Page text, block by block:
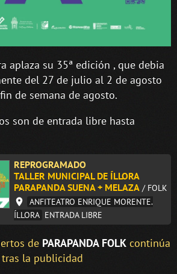
aplaza su 35ª edición , que debia
del 27 de julio al 2 de agosto
de semana de agosto.
son de entrada libre hasta
REPROGRAMADO
TALLER MUNICIPAL DE ÍLLORA
PARAPANDA SUENA + MELAZA / FOLK
ANFITEATRO ENRIQUE MORENTE.
ÍLLORA ENTRADA LIBRE
de PARAPANDA FOLKcontinúa
tras la publicidad